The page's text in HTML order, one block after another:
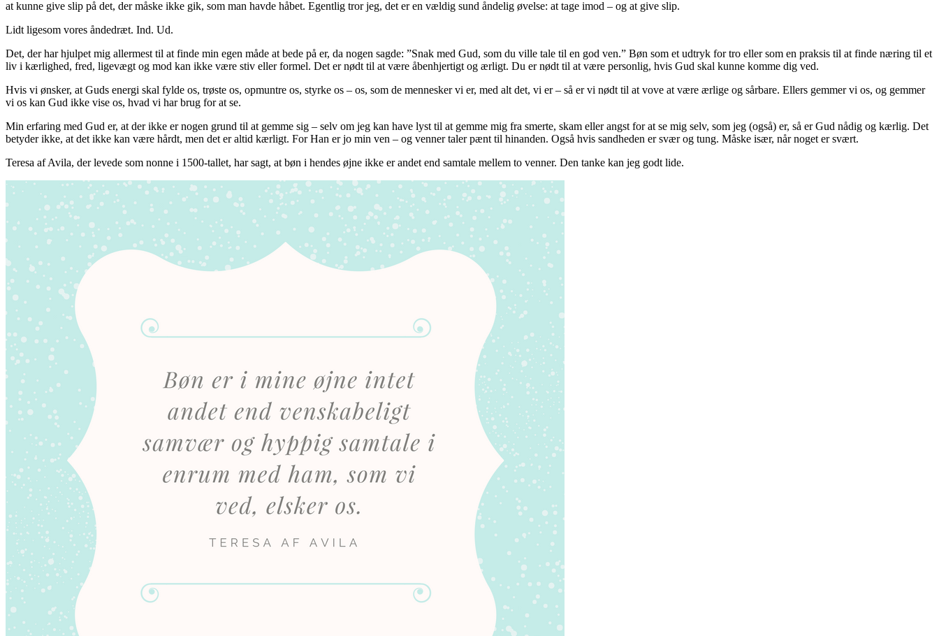
at kunne give slip på det, der måske ikke gik, som man havde håbet. Egentlig tror jeg, det er en vældig sund åndelig øvelse: at tage imod – og at give slip.
Lidt ligesom vores åndedræt. Ind. Ud.
Det, der har hjulpet mig allermest til at finde min egen måde at bede på er, da nogen sagde: ”Snak med Gud, som du ville tale til en god ven.” Bøn som et udtryk for tro eller som en praksis til at finde næring til et
liv i kærlighed, fred, ligevægt og mod kan ikke være stiv eller formel. Det er nødt til at være åbenhjertigt og ærligt. Du er nødt til at være personlig, hvis Gud skal kunne komme dig ved.
Hvis vi ønsker, at Guds energi skal fylde os, trøste os, opmuntre os, styrke os – os, som de mennesker vi er, med alt det, vi er – så er vi nødt til at vove at være ærlige og sårbare. Ellers gemmer vi os, og gemmer
vi os kan Gud ikke vise os, hvad vi har brug for at se.
Min erfaring med Gud er, at der ikke er nogen grund til at gemme sig – selv om jeg kan have lyst til at gemme mig fra smerte, skam eller angst for at se mig selv, som jeg (også) er, så er Gud nådig og kærlig. Det
betyder ikke, at det ikke kan være hårdt, men det er altid kærligt. For Han er jo min ven – og venner taler pænt til hinanden. Også hvis sandheden er svær og tung. Måske især, når noget er svært.
Teresa af Avila, der levede som nonne i 1500-tallet, har sagt, at bøn i hendes øjne ikke er andet end samtale mellem to venner. Den tanke kan jeg godt lide.